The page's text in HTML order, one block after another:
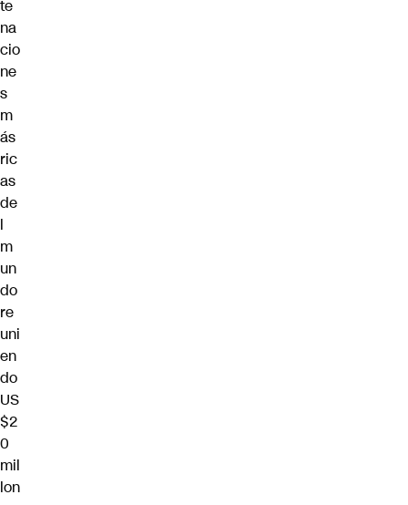
te
na
cio
ne
s
m
ás
ric
as
de
l
m
un
do
re
uni
en
do
US
$2
0
mil
lon